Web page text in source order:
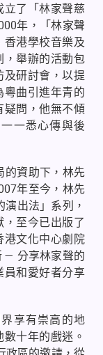
立了「林家聲慈
年，「林家聲
港學校音樂及
，舉辦的活動包
研討會，以提
曲引進年青的
疑問，他無不傾
一悉心傳與後
的資助下，林先
年至今，林先
演出法」系列，
至今已出版了
港文化中心劇院
— 分享林家聲的
員和愛好者分享
享有崇高的地
十年的戲迷。